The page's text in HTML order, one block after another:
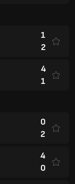
1
2
4
1
0
2
4
0